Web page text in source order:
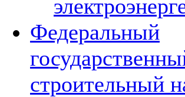
Федеральный
строительный